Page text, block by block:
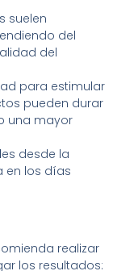
suelen
del
del
para estimular
pueden durar
una mayor
desde la
en los días
realizar
los resultados: